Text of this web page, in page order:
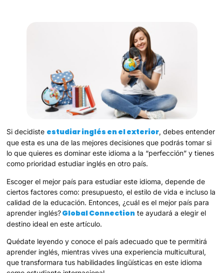
Si decidiste estudiar inglés en el exterior, debes entender
que esta es una de las mejores decisiones que podrás tomar si
lo que quieres es dominar este idioma a la “perfección” y tienes
como prioridad estudiar inglés en otro país.
Escoger el mejor país para estudiar este idioma, depende de
ciertos factores como: presupuesto, el estilo de vida e incluso la
calidad de la educación. Entonces, ¿cuál es el mejor país para
aprender inglés?Global Connection te ayudará a elegir el
destino ideal en este artículo.
Quédate leyendo y conoce el país adecuado que te permitirá
aprender inglés, mientras vives una experiencia multicultural,
que transformara tus habilidades lingüísticas en este idioma